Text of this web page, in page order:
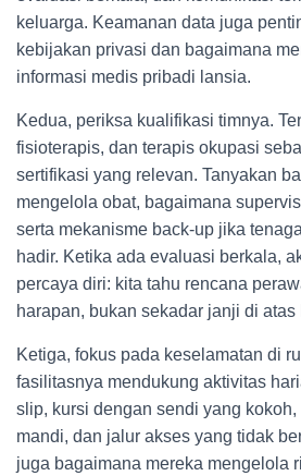
keluarga. Keamanan data juga
kebijakan privasi dan bagaimana
informasi medis pribadi lansia.
Kedua, periksa kualifikasi timnya.
fisioterapis, dan terapis okupasi
sertifikasi yang relevan. Tanyakan
mengelola obat, bagaimana
serta mekanisme back-up jika
hadir. Ketika ada evaluasi berkala,
percaya diri: kita tahu rencana
harapan, bukan sekadar janji di atas
Ketiga, fokus pada keselamatan di
fasilitasnya mendukung aktivitas
slip, kursi dengan sendi yang
mandi, dan jalur akses yang tidak
juga bagaimana mereka mengelola